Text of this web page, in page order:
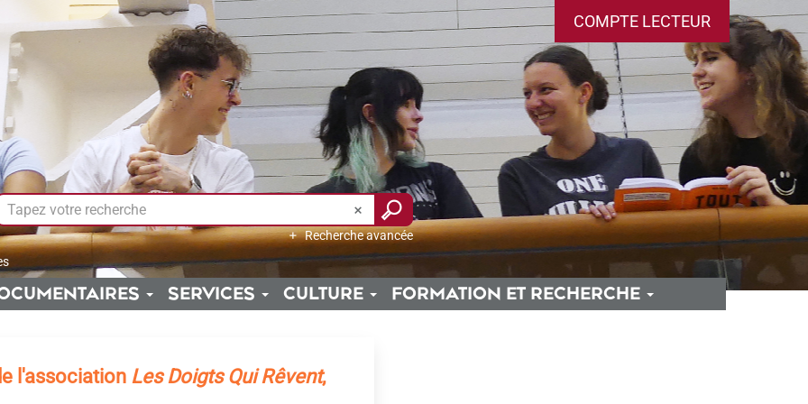
COMPTE LECTEUR
Recherche avancée
SERVICES CULTURE FORMATION ET RECHERCHE
l'association Les Doigts Qui Rêvent,